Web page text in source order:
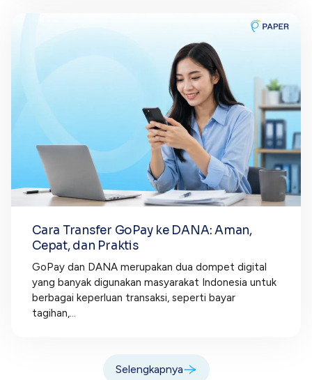
Cara Transfer GoPay ke DANA: Aman,
Cepat, dan Praktis
GoPay dan DANA merupakan dua dompet digital
yang banyak digunakan masyarakat Indonesia untuk
berbagai keperluan transaksi, seperti bayar
tagihan,...
Selengkapnya